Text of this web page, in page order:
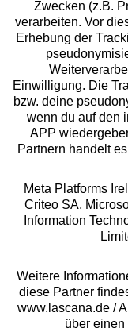
Beratung
Über uns
Rechtliches
Alle Preise inkl. MwSt., zzgl.
** Bonität vorausgesetzt,
Zwecken (z.B.
verarbeiten. Vor
Erhebung der
Einwilligung. Die
bzw. deine
wenn du auf den
APP
Partnern handelt
Meta Platforms
Criteo SA,
Information
Weitere
diese Partner
www.lascana.de /
über einen